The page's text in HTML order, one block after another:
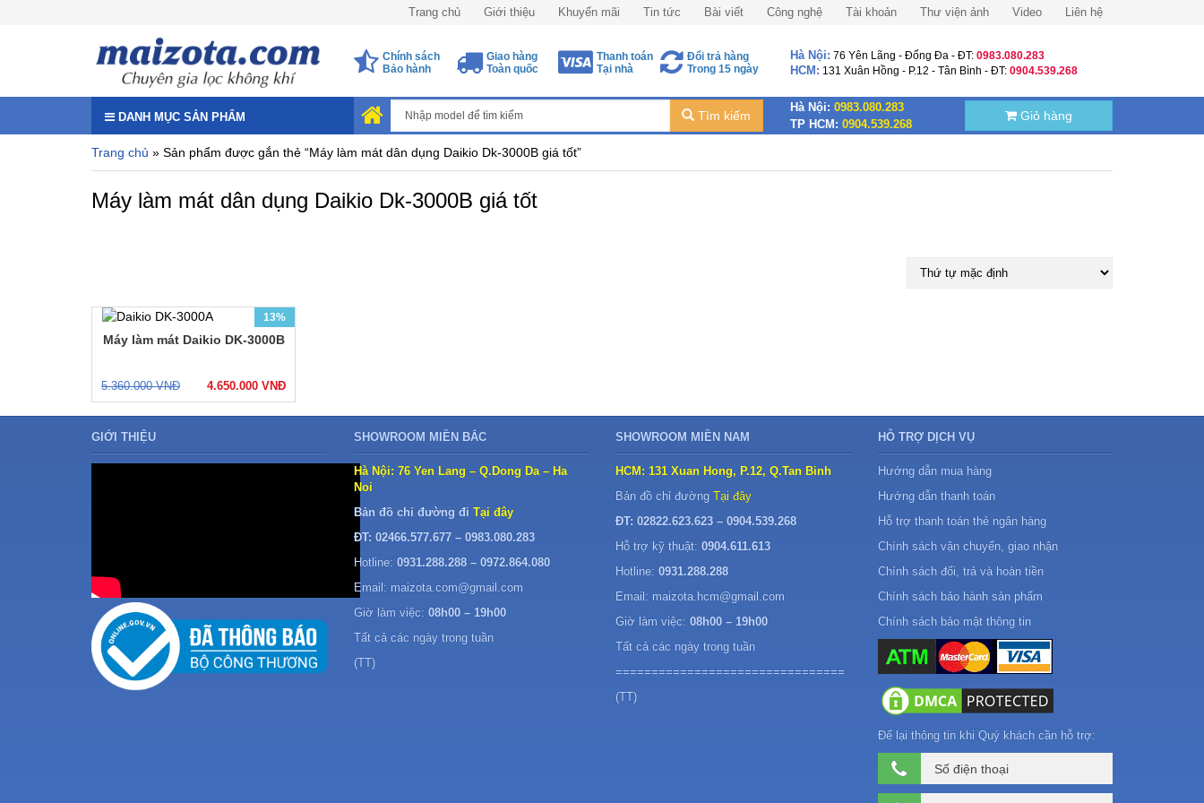
Trang chủ Giới thiệu Khuyến mãi Tin tức Bài viết Công nghệ Tài khoản Thư viện ảnh Video Liên hệ
Chính sách
Bảo hành
Giao hàng
Toàn quốc
Thanh toán
Tại nhà
Đổi trả hàng
Trong 15 ngày
Hà Nội: 76 Yên Lãng - Đống Đa - ĐT: 0983.080.283
HCM: 131 Xuân Hồng - P.12 - Tân Bình - ĐT: 0904.539.268
DANH MỤC SẢN PHẨM Tìm kiếm
Hà Nội: 0983.080.283
TP HCM: 0904.539.268
Giỏ hàng
Trang chủ » Sản phẩm được gắn thẻ “Máy làm mát dân dụng Daikio Dk-3000B giá tốt”
Máy làm mát dân dụng Daikio Dk-3000B giá tốt
13%
Hàng chính hãng, mới 100%
Daikio công nghệ Nhật Bản
Làm mát hoàn toàn tự nhiên
Giá trên đã có thuế VAT 10%
Bảo hành
Máy làm mát Daikio DK-3000B
5.360.000VNĐ 4.650.000 VNĐ
GIỚI THIỆU SHOWROOM MIỀN BẮC
Hà Nội: 76 Yen Lang – Q.Dong Da – Ha
Noi
Bản đồ chỉ đường đi Tại đây
ĐT: 02466.577.677 – 0983.080.283
Hotline: 0931.288.288 – 0972.864.080
Email: maizota.com@gmail.com
Giờ làm việc: 08h00 – 19h00
Tất cả các ngày trong tuần
(TT)
SHOWROOM MIỀN NAM
HCM: 131 Xuan Hong, P.12, Q.Tan Binh
Bản đồ chỉ đường Tại đây
ĐT: 02822.623.623 – 0904.539.268
Hỗ trợ kỹ thuật: 0904.611.613
Hotline: 0931.288.288
Email: maizota.hcm@gmail.com
Giờ làm việc: 08h00 – 19h00
Tất cả các ngày trong tuần
================================
(TT)
HỖ TRỢ DỊCH VỤ
Hướng dẫn mua hàng
Hướng dẫn thanh toán
Hỗ trợ thanh toán thẻ ngân hàng
Chính sách vận chuyển, giao nhận
Chính sách đổi, trả và hoàn tiền
Chính sách bảo hành sản phẩm
Chính sách bảo mật thông tin
Để lại thông tin khi Quý khách cần hỗ trợ: